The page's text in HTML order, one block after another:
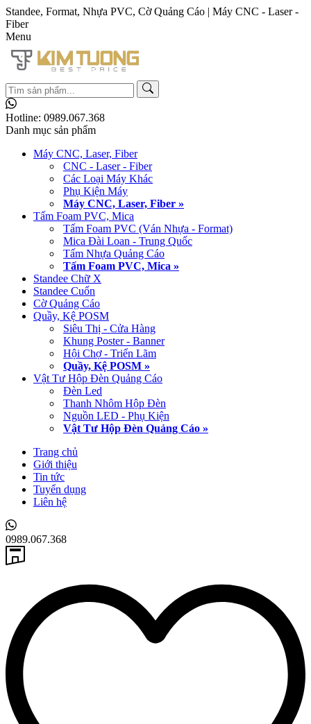
Standee, Format, Nhựa PVC, Cờ Quảng Cáo | Máy CNC - Laser -
Fiber
Menu
Hotline: 0989.067.368
Danh mục sản phẩm
Máy CNC, Laser, Fiber
CNC - Laser - Fiber
Các Loại Máy Khác
Phụ Kiện Máy
Máy CNC, Laser, Fiber »
Tấm Foam PVC, Mica
Tấm Foam PVC (Ván Nhựa - Format)
Mica Đài Loan - Trung Quốc
Tấm Nhựa Quảng Cáo
Tấm Foam PVC, Mica »
Standee Chữ X
Standee Cuốn
Cờ Quảng Cáo
Quầy, Kệ POSM
Siêu Thị - Cửa Hàng
Khung Poster - Banner
Hội Chợ - Triển Lãm
Quầy, Kệ POSM »
Vật Tư Hộp Đèn Quảng Cáo
Đèn Led
Thanh Nhôm Hộp Đèn
Nguồn LED - Phụ Kiện
Vật Tư Hộp Đèn Quảng Cáo »
Trang chủ
Giới thiệu
Tin tức
Tuyển dụng
Liên hệ
0989.067.368